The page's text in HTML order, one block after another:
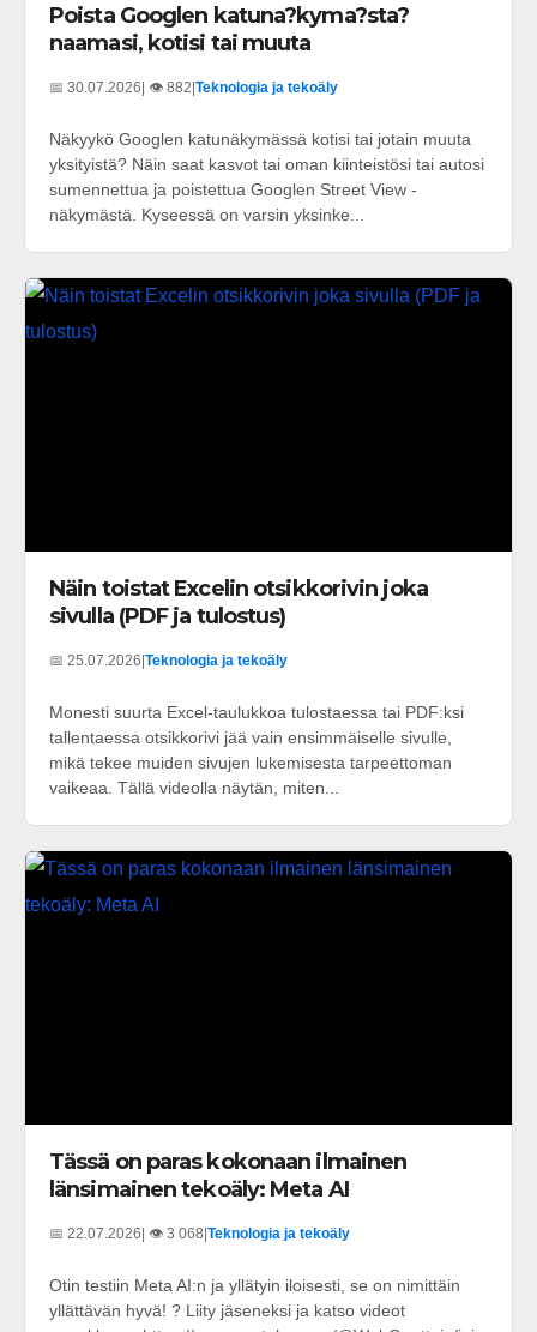
Poista Googlen katuna?kyma?sta?
naamasi, kotisi tai muuta
📅 30.07.2026| 👁️ 882|Teknologia ja tekoäly
Näkyykö Googlen katunäkymässä kotisi tai jotain muuta
yksityistä? Näin saat kasvot tai oman kiinteistösi tai autosi
sumennettua ja poistettua Googlen Street View -
näkymästä. Kyseessä on varsin yksinke...
Näin toistat Excelin otsikkorivin joka
sivulla (PDF ja tulostus)
📅 25.07.2026 Teknologia ja tekoäly
Monesti suurta Excel-taulukkoa tulostaessa tai PDF:ksi
tallentaessa otsikkorivi jää vain ensimmäiselle sivulle,
mikä tekee muiden sivujen lukemisesta tarpeettoman
vaikeaa. Tällä videolla näytän, miten...
Tässä on paras kokonaan ilmainen
länsimainen tekoäly: Meta AI
📅 22.07.2026 | 👁️ 3 068 Teknologia ja tekoäly
Otin testiin Meta AI:n ja yllätyin iloisesti, se on nimittäin
yllättävän hyvä! ? Liity jäseneksi ja katso videot